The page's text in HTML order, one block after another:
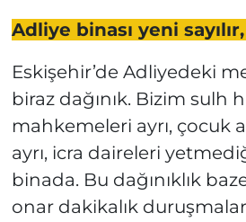
Adliye binası yeni
Eskişehir’de Adliyedeki
biraz dağınık. Bizim sulh
mahkemeleri ayrı, çocuk
ayrı, icra daireleri
binada. Bu dağınıklık
onar dakikalık